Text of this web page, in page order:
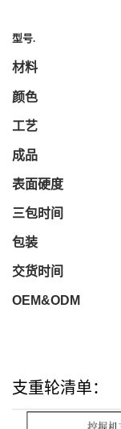
型号.
材料
颜色
工艺
成品
表面硬度
三包时间
包装
交货时间
OEM&ODM
支重轮清单：